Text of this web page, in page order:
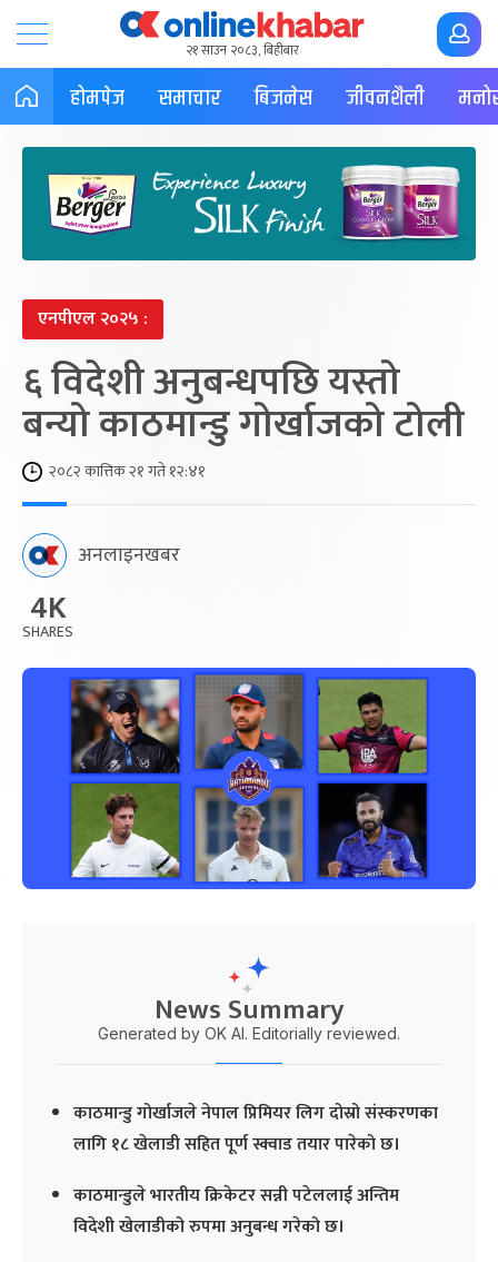
२१ साउन २०८३, बिहीबार
होमपेज समाचार बिजनेस जीवनशैली
एनपीएल २०२५ :
६ विदेशी अनुबन्धपछि यस्तो
बन्यो काठमान्डु गोर्खाजको टोली
२०८२ कात्तिक २१ गते १२:४१
अनलाइनखबर
4K
SHARES
News Summary
Generated by OK AI. Editorially reviewed.
काठमान्डु गोर्खाजले नेपाल प्रिमियर लिग दोस्रो संस्करणका
लागि १८ खेलाडी सहित पूर्ण स्क्वाड तयार पारेको छ।
काठमान्डुले भारतीय क्रिकेटर सन्नी पटेललाई अन्तिम
विदेशी खेलाडीको रुपमा अनुबन्ध गरेको छ।